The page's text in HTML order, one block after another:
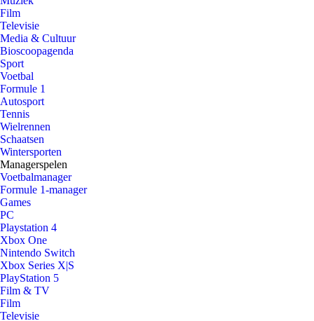
Film
Televisie
Media & Cultuur
Bioscoopagenda
Sport
Voetbal
Formule 1
Autosport
Tennis
Wielrennen
Schaatsen
Wintersporten
Managerspelen
Voetbalmanager
Formule 1-manager
Games
PC
Playstation 4
Xbox One
Nintendo Switch
Xbox Series X|S
PlayStation 5
Film & TV
Film
Televisie